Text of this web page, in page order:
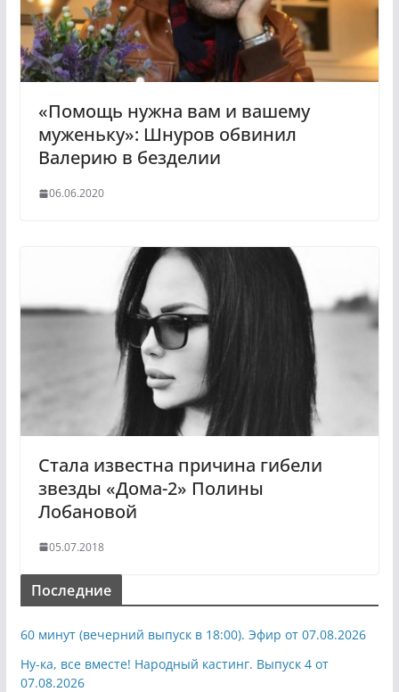
«Помощь нужна вам и вашему
муженьку»: Шнуров обвинил
Валерию в безделии
06.06.2020
Стала известна причина гибели
звезды «Дома-2» Полины
Лобановой
05.07.2018
Последние
60 минут (вечерний выпуск в 18:00). Эфир от 07.08.2026
Ну-ка, все вместе! Народный кастинг. Выпуск 4 от
07.08.2026